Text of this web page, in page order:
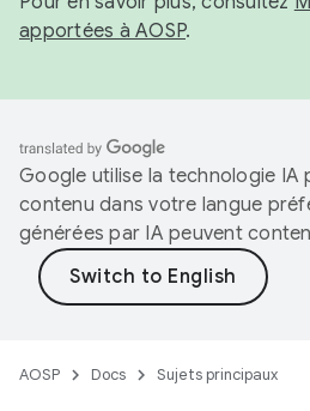
apportées à AOSP.
Google utilise la technologie IA
contenu dans votre langue
générées par IA peuvent
AOSP Docs Sujets principaux